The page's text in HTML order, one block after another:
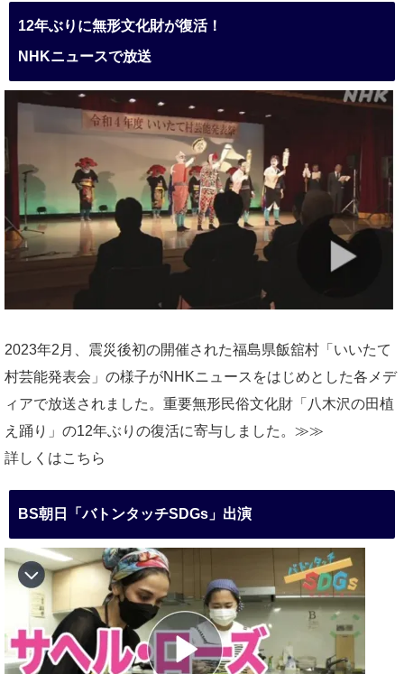
12年ぶりに無形文化財が復活！
NHKニュースで放送
2023年2月、震災後初の開催された福島県飯舘村「いいたて
村芸能発表会」の様子がNHKニュースをはじめとした各メデ
ィアで放送されました。重要無形民俗文化財「八木沢の田植
え踊り」の12年ぶりの復活に寄与しました。≫≫
詳しくはこちら
BS朝日「バトンタッチSDGs」出演